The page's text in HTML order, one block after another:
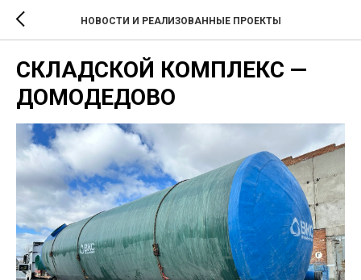
НОВОСТИ И РЕАЛИЗОВАННЫЕ ПРОЕКТЫ
СКЛАДСКОЙ КОМПЛЕКС —
ДОМОДЕДОВО